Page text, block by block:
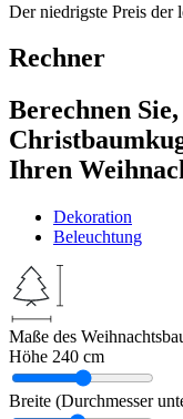
Der niedrigste Preis der
Rechner
Berechnen
Ihren
Dekoration
Beleuchtung
Maße des
Höhe 240 cm
Breite (Durchmesser